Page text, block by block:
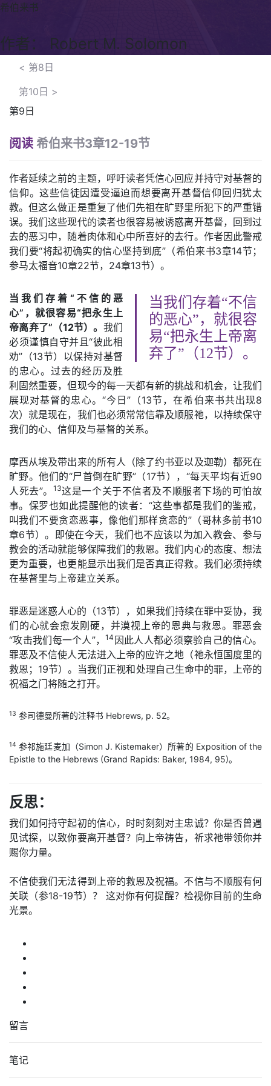
希伯来书
作者： Robert M. Solomon
< 第8日
第10日 >
第9日
阅读 希伯来书3章12-19节
作者延续之前的主题，呼吁读者凭信心回应并持守对基督的
信仰。这些信徒因遭受逼迫而想要离开基督信仰回归犹太
教。但这么做正是重复了他们先祖在旷野里所犯下的严重错
误。我们这些现代的读者也很容易被诱惑离开基督，回到过
去的恶习中，随着肉体和心中所喜好的去行。作者因此警戒
我们要“将起初确实的信心坚持到底”（希伯来书3章14节；
参马太福音10章22节，24章13节）。
当我们存着“不信
的恶心”，就很容
易“把永生上帝离
弃了”（12节）。
当我们存着“不信的恶
心”，就很容易“把永生上
帝离弃了”（12节）。 我们
必须谨慎自守并且“彼此相
劝”（13节）以保持对基督
的忠心。过去的经历及胜
利固然重要，但现今的每一天都有新的挑战和机会，让我们
展现对基督的忠心。“今日”（13节，在希伯来书共出现8
次）就是现在，我们也必须常常信靠及顺服祂，以持续保守
我们的心、信仰及与基督的关系。
摩西从埃及带出来的所有人（除了约书亚以及迦勒）都死在
旷野。他们的“尸首倒在旷野”（17节），“每天平均有近90
人死去”。
13这是一个关于不信者及不顺服者下场的可怕故
事。保罗也如此提醒他的读者：“这些事都是我们的鉴戒，
叫我们不要贪恋恶事，像他们那样贪恋的”（哥林多前书10
章6节）。即使在今天，我们也不应该以为加入教会、参与
教会的活动就能够保障我们的救恩。我们内心的态度、想法
更为重要，也更能显示出我们是否真正得救。我们必须持续
在基督里与上帝建立关系。
罪恶是迷惑人心的（13节），如果我们持续在罪中妥协，我
们的心就会愈发刚硬，并漠视上帝的恩典与救恩。罪恶会
“攻击我们每一个人”，14 因此人人都必须察验自己的信心。
罪恶及不信使人无法进入上帝的应许之地（祂永恒国度里的
救恩；19节）。当我们正视和处理自己生命中的罪，上帝的
祝福之门将随之打开。
13 参司德曼所著的注释书 Hebrews, p. 52。
14 参祁施廷麦加（Simon J. Kistemaker）所著的 Exposition of the
Epistle to the Hebrews (Grand Rapids: Baker, 1984, 95)。
反思：
我们如何持守起初的信心，时时刻刻对主忠诚？你是否曾遇
见试探，以致你要离开基督？向上帝祷告，祈求祂带领你并
赐你力量。
不信使我们无法得到上帝的救恩及祝福。不信与不顺服有何
关联（参18-19节）？ 这对你有何提醒？检视你目前的生命
光景。
留言
笔记